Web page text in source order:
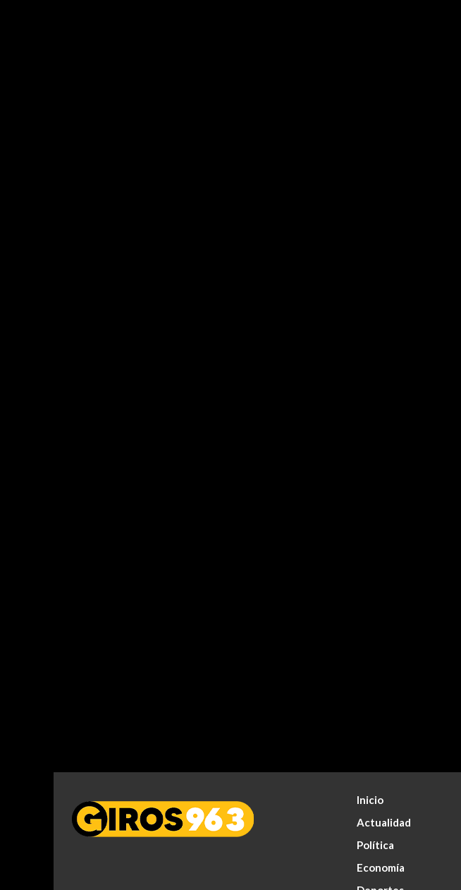
Inicio
Actualidad
Política
Economía